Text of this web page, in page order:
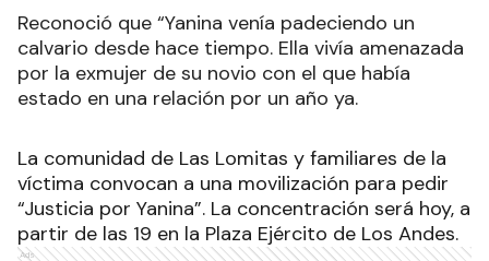
Reconoció que “Yanina venía padeciendo un
calvario desde hace tiempo. Ella vivía amenazada
por la exmujer de su novio con el que había
estado en una relación por un año ya.
La comunidad de Las Lomitas y familiares de la
víctima convocan a una movilización para pedir
“Justicia por Yanina”. La concentración será hoy, a
partir de las 19 en la Plaza Ejército de Los Andes.
Ads